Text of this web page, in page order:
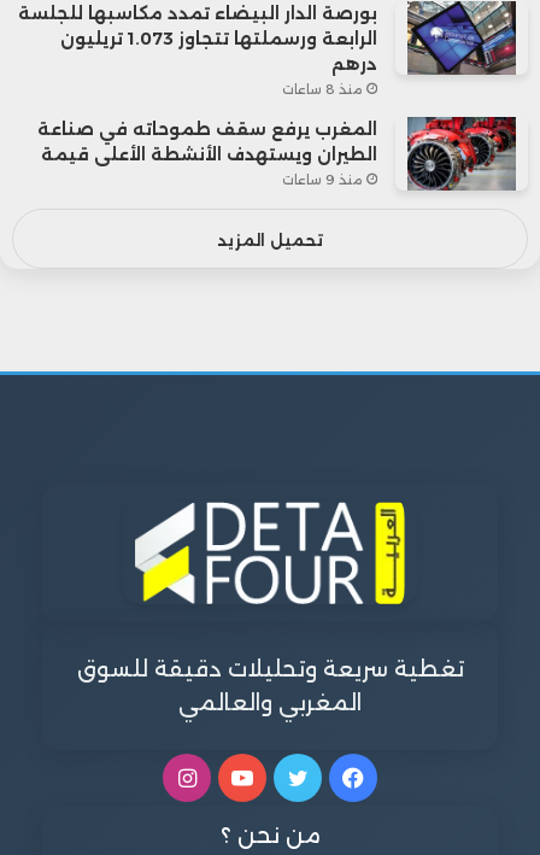
بورصة الدار البيضاء تمدد مكاسبها للجلسة
الرابعة ورسملتها تتجاوز 1.073 تريليون
درهم
منذ 8 ساعات
المغرب يرفع سقف طموحاته في صناعة
الطيران ويستهدف الأنشطة الأعلى قيمة
منذ 9 ساعات
تحميل المزيد
تغطية سريعة وتحليلات دقيقة للسوق
المغربي والعالمي
فيسبوكتويتر يوتيوبانستقرام
من نحن ؟